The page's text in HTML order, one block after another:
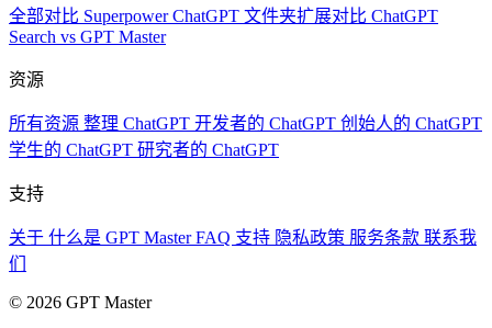
全部对比 Superpower ChatGPT 文件夹扩展对比 ChatGPT
Search vs GPT Master
资源
所有资源 整理 ChatGPT 开发者的 ChatGPT 创始人的 ChatGPT
学生的 ChatGPT 研究者的 ChatGPT
支持
关于 什么是 GPT MasterFAQ 支持 隐私政策 服务条款 联系我
们
© 2026 GPT Master